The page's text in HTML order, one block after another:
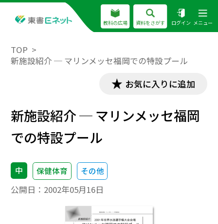
教科の広場 資料をさがす ログイン メニュー
TOP
新施設紹介 ─ マリンメッセ福岡での特設プール
お気に入りに追加
新施設紹介 ─ マリンメッセ福岡
での特設プール
中 保健体育 その他
公開日： 2002年05月16日